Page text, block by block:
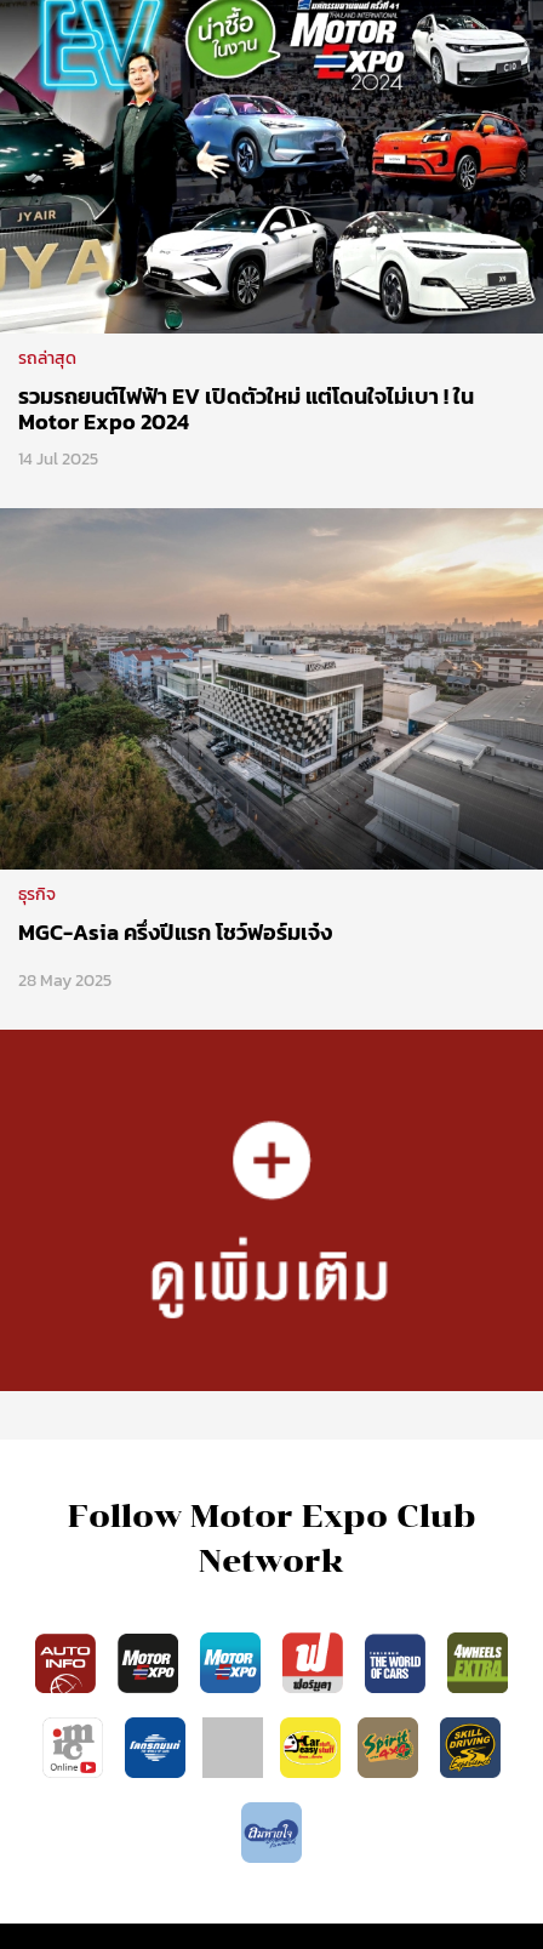
รถล่าสุด
รวมรถยนต์ไฟฟ้า EV เปิดตัวใหม่ แต่โดนใจไม่เบา ! ใน
Motor Expo 2024
14 Jul 2025
ธุรกิจ
MGC-Asia ครึ่งปีแรก โชว์ฟอร์มเจ๋ง
28 May 2025
Follow Motor Expo Club
Network